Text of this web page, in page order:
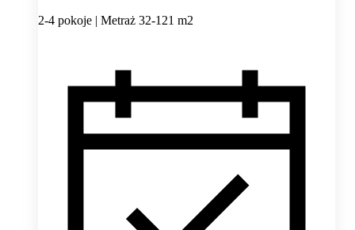
2-4 pokoje | Metraż 32-121 m2